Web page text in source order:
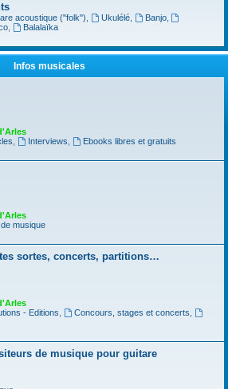
acoustique ("folk") Ukulélé, Banjo,
,
Balalaïka
Infos musicales
Interviews
Ebooks libres et gratuits
musique
sortes, concerts, partitions…
- Editions Concours, stages et concerts
de musique pour guitare